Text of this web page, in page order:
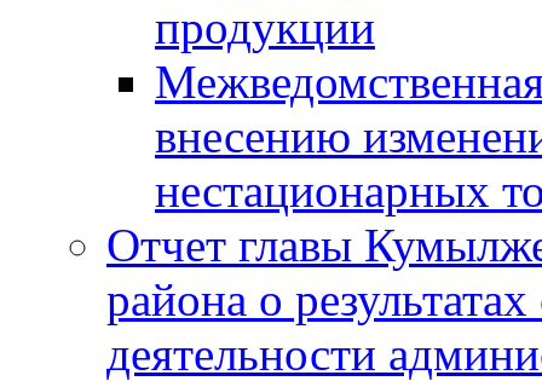
продукции
внесению
нестационарных
Отчет главы
района о
деятельности